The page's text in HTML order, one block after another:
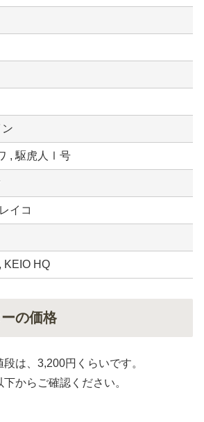
, 駆虎人Ⅰ号
イコ
KEIO HQ
の価格
は、3,200円くらいです。
からご確認ください。